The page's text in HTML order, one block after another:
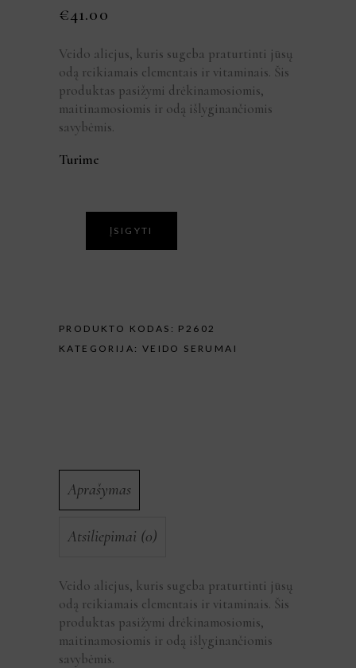
€41.00
Veido aliejus, kuris sugeba praturtinti jūsų
odą reikiamais elementais ir vitaminais. Šis
produktas pasižymi drėkinamosiomis,
maitinamosiomis ir odą išlyginančiomis
savybėmis.
Turime
ĮSIGYTI
PRODUKTO KODAS: P2602
KATEGORIJA: VEIDO SERUMAI
Aprašymas
Atsiliepimai (0)
Veido aliejus, kuris sugeba praturtinti jūsų
odą reikiamais elementais ir vitaminais. Šis
produktas pasižymi drėkinamosiomis,
maitinamosiomis ir odą išlyginančiomis
savybėmis.